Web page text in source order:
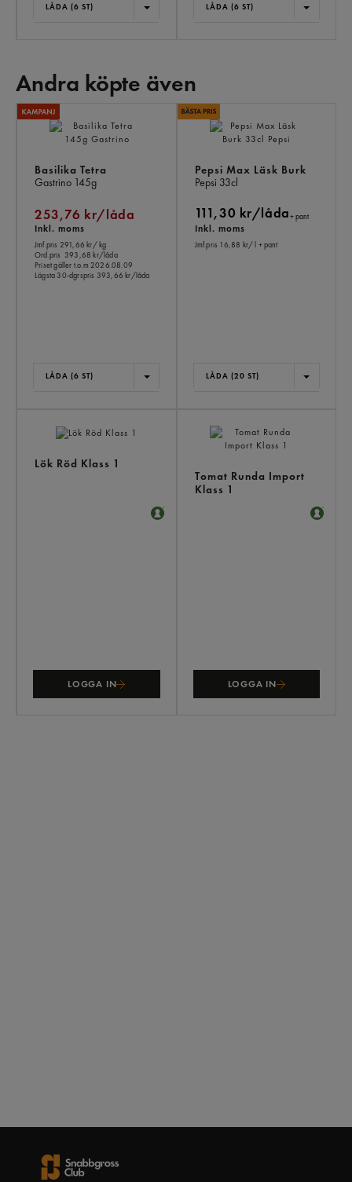
LÅDA (6 ST) LÅDA (6 ST)
Andra köpte även
Basilika Tetra
Gastrino 145g
253,76 kr/låda
Inkl. moms
Jmf.pris 291,66 kr/ kg
Ord.pris 393,68 kr/låda
Priset gäller t.o.m 2026.08.09
Lägsta 30-dgrspris 393,66 kr/låda
LÅDA (6 ST)
Pepsi Max Läsk Burk
Pepsi 33cl
111,30 kr/låda+ pant
Inkl. moms
Jmf.pris 16,88 kr/ l + pant
LÅDA (20 ST)
Lök Röd Klass 1
LOGGA IN
Tomat Runda Import
Klass 1
LOGGA IN